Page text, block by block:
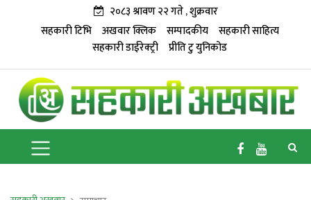
२०८३ श्रावण २२ गते , शुक्रवार
सहकारी टिभि
अखवार क्लिक सम्पादकीय
सहकारी साहित्य
सहकारी डाईरेक्ट्री प्रीति टु युनिकोड